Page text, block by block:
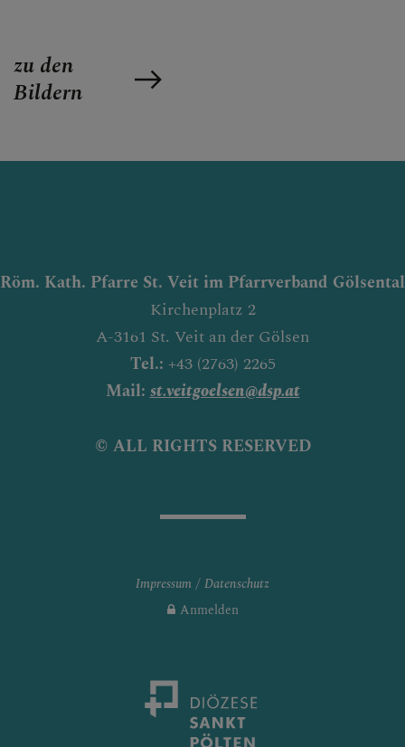
zu den
Bildern
Röm. Kath. Pfarre St. Veit im Pfarrverband Gölsental
Kirchenplatz 2
A-3161 St. Veit an der Gölsen
Tel.: +43 (2763) 2265
Mail: st.veitgoelsen@dsp.at
© ALL RIGHTS RESERVED
Impressum
Datenschutz
Anmelden